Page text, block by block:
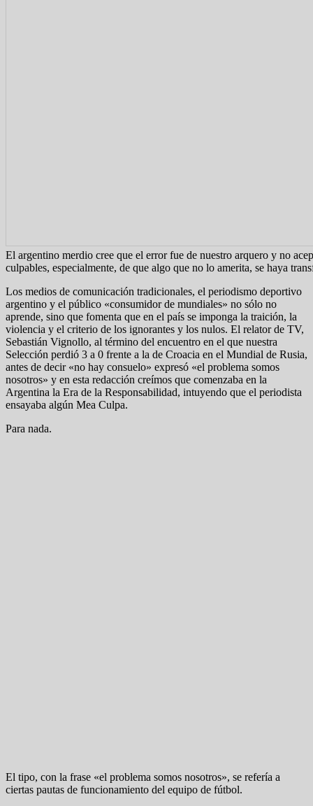
El argentino merdio cree que el error fue de nuestro arquero y no
culpables, especialmente, de que algo que no lo amerita, se haya
Los medios de comunicación tradicionales, el periodismo deportivo
argentino y el público «consumidor de mundiales» no sólo no
aprende, sino que fomenta que en el país se imponga la traición, la
violencia y el criterio de los ignorantes y los nulos. El relator de TV,
Sebastián Vignollo, al término del encuentro en el que nuestra
Selección perdió 3 a 0 frente a la de Croacia en el Mundial de Rusia,
antes de decir «no hay consuelo» expresó «el problema somos
nosotros» y en esta redacción creímos que comenzaba en la
Argentina la Era de la Responsabilidad, intuyendo que el periodista
ensayaba algún Mea Culpa.
Para nada.
El tipo, con la frase «el problema somos nosotros», se refería a
ciertas pautas de funcionamiento del equipo de fútbol.